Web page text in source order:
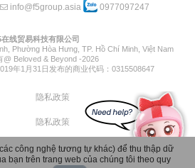
info@f5group.asia 0977097247
线贸易科技有限公司
Phường Hòa Hưng, TP. Hồ Chí Minh, Việt Nam
@ Beloved & Beyond -2026
年1月31日发布的商业代码：0315508647
隐私政策
隐私政策
退款政策
công nghệ tương tự khác) để thu thập dữ
bạn trên trang web của chúng tôi theo quy